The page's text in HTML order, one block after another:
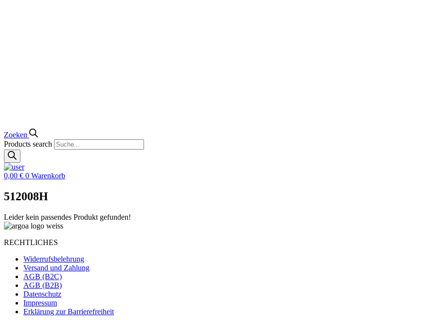
Zoeken
Products search
0,00 € 0 Warenkorb
512008H
Leider kein passendes Produkt gefunden!
RECHTLICHES
Widerrufsbelehrung
Versand und Zahlung
AGB (B2C)
AGB (B2B)
Datenschutz
Impressum
Erklärung zur Barrierefreiheit